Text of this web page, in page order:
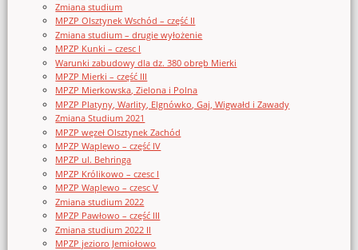
Zmiana studium
MPZP Olsztynek Wschód – część II
Zmiana studium – drugie wyłożenie
MPZP Kunki – czesc I
Warunki zabudowy dla dz. 380 obręb Mierki
MPZP Mierki – część III
MPZP Mierkowska, Zielona i Polna
MPZP Platyny, Warlity, Elgnówko, Gaj, Wigwałd i Zawady
Zmiana Studium 2021
MPZP węzeł Olsztynek Zachód
MPZP Waplewo – część IV
MPZP ul. Behringa
MPZP Królikowo – czesc I
MPZP Waplewo – czesc V
Zmiana studium 2022
MPZP Pawłowo – część III
Zmiana studium 2022 II
MPZP jezioro Jemiołowo